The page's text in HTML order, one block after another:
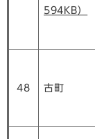
594KB）
48 古町